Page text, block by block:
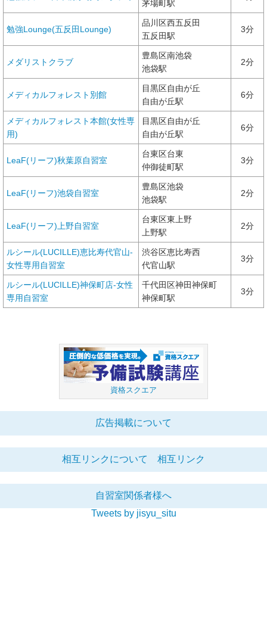
茅場町駅
勉強Lounge(五反田Lounge)
品川区西五反田
五反田駅
3分
メダリストクラブ
豊島区南池袋
池袋駅
2分
メディカルフォレスト別館
目黒区自由が丘
自由が丘駅
6分
メディカルフォレスト本館(女性専
用)
目黒区自由が丘
自由が丘駅
6分
LeaF(リーフ)秋葉原自習室
台東区台東
仲御徒町駅
3分
LeaF(リーフ)池袋自習室
豊島区池袋
池袋駅
2分
LeaF(リーフ)上野自習室
台東区東上野
上野駅
2分
ルシール(LUCILLE)恵比寿代官山-
女性専用自習室
渋谷区恵比寿西
代官山駅
3分
ルシール(LUCILLE)神保町店-女性
専用自習室
千代田区神田神保町
神保町駅
3分
資格スクエア
広告掲載について
相互リンクについて 相互リンク
自習室関係者様へ
Tweets by jisyu_situ